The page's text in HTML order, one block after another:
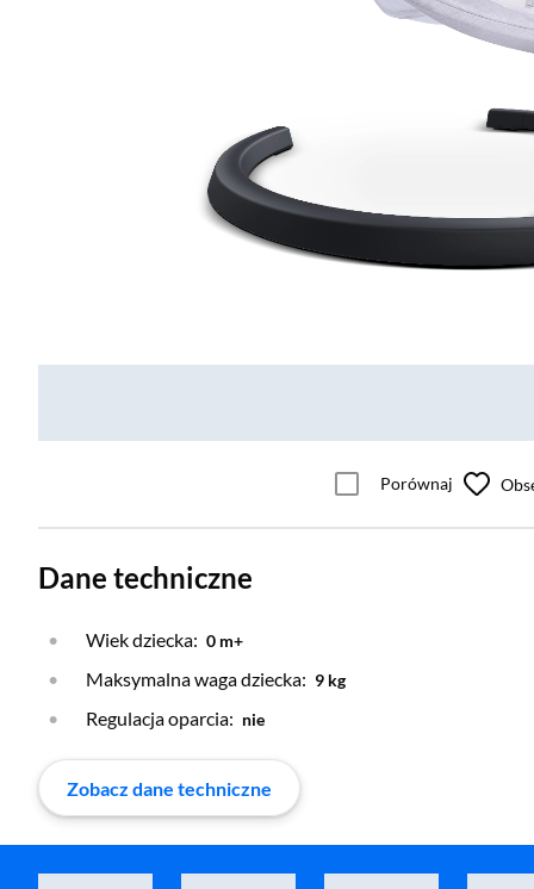
Porównaj
Dane techniczne
Wiek dziecka: 0 m+
Maksymalna waga dziecka: 9 kg
Regulacja oparcia: nie
Zobacz dane techniczne